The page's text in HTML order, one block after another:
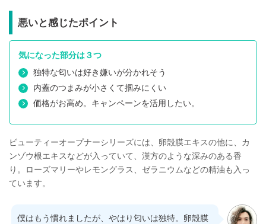
悪いと感じたポイント
気になった部分は３つ
独特な匂いは好き嫌いが分かれそう
内蓋のつまみが小さくて掴みにくい
価格がお高め。キャンペーンを活用したい。
ビューティーオープナーシリーズには、卵殻膜エキスの他に、カ
ンゾウ根エキスなどが入っていて、漢方のような深みのある香
り。ローズマリーやレモングラス、ゼラニウムなどの精油も入っ
ています。
僕はもう慣れましたが、やはり匂いは独特。卵殻膜